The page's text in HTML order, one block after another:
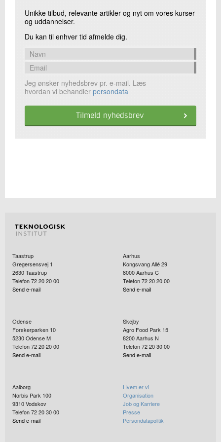
Unikke tilbud, relevante artikler og nyt om vores kurser
og uddannelser.
Du kan til enhver tid afmelde dig.
Jeg ønsker nyhedsbrev pr. e-mail. Læs
hvordan vi behandler persondata
Taastrup
Gregersensvej 1
2630Taastrup
Telefon 72 20 20 00
Send e-mail
Aarhus
Kongsvang Allé 29
8000Aarhus C
Telefon 72 20 20 00
Send e-mail
Odense
Forskerparken 10
5230Odense M
Telefon 72 20 20 00
Send e-mail
Skejby
Agro Food Park 15
8200Aarhus N
Telefon 72 20 30 00
Send e-mail
Aalborg
Norbis Park 100
9310Vodskov
Telefon 72 20 30 00
Send e-mail
Hvem er vi
Organisation
Job og Karriere
Presse
Persondatapolitik